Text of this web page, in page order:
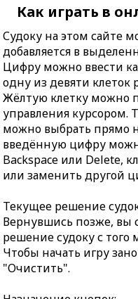
Как играть в
Судоку на этом сайте
добавляется в
Цифру можно ввести
одну из девяти
Жёлтую клетку можно
управления курсором.
можно выбрать прямо
введённую цифру
Backspace или Delete,
или заменить другой
Текущее решение
Вернувшись позже, вы
решение судоку с того
Чтобы начать игру
"Очистить".